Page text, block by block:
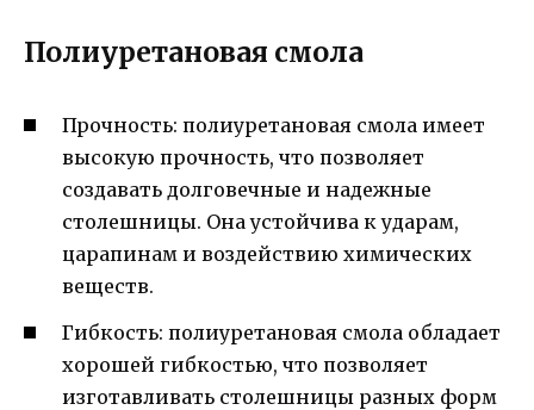
Полиуретановая смола
Прочность: полиуретановая смола имеет
высокую прочность, что позволяет
создавать долговечные и надежные
столешницы. Она устойчива к ударам,
царапинам и воздействию химических
веществ.
Гибкость: полиуретановая смола обладает
хорошей гибкостью, что позволяет
изготавливать столешницы разных форм